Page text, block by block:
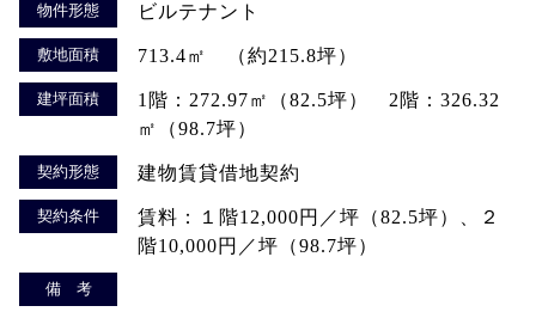
物件形態 ビルテナント
敷地面積 713.4㎡ （約215.8坪）
建坪面積
1階：272.97㎡（82.5坪） 2階：326.32
㎡（98.7坪）
契約形態 建物賃貸借地契約
契約条件
賃料：１階12,000円／坪（82.5坪）、２
階10,000円／坪（98.7坪）
備 考